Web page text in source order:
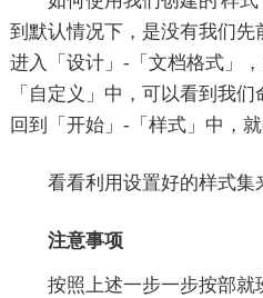
到默认情况下，是没有我们先
进入「设计」-「文档格式」
「自定义」中，可以看到我
回到「开始」-「样式」中，就
看看利用设置好的样式集
注意事项
按照上述一步一步按部就